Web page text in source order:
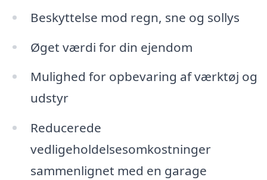
Beskyttelse mod regn, sne og sollys
Øget værdi for din ejendom
Mulighed for opbevaring af værktøj og
udstyr
Reducerede
vedligeholdelsesomkostninger
sammenlignet med en garage